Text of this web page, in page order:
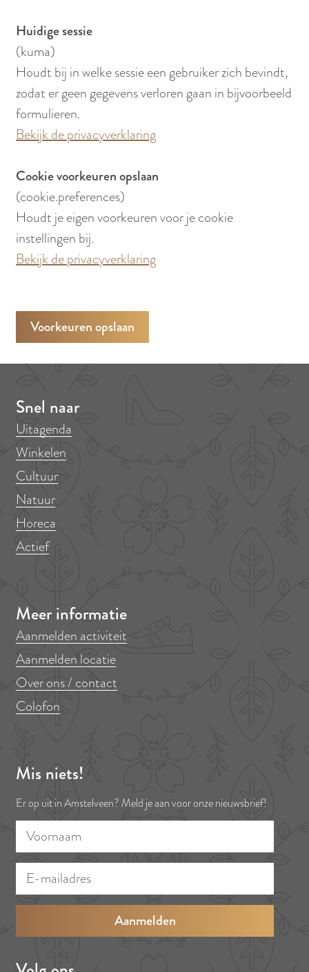
Huidige sessie
(kuma)
Houdt bij in welke sessie een gebruiker zich bevindt,
zodat er geen gegevens verloren gaan in bijvoorbeeld
formulieren.
Bekijk de privacyverklaring
Cookie voorkeuren opslaan
(cookie.preferences)
Houdt je eigen voorkeuren voor je cookie
instellingen bij.
Bekijk de privacyverklaring
Voorkeuren opslaan
Snel naar
Uitagenda
Winkelen
Cultuur
Natuur
Horeca
Actief
Meer informatie
Aanmelden activiteit
Aanmelden locatie
Over ons / contact
Colofon
Mis niets!
Er op uit in Amstelveen? Meld je aan voor onze nieuwsbrief!
o
r
a
-
a
l